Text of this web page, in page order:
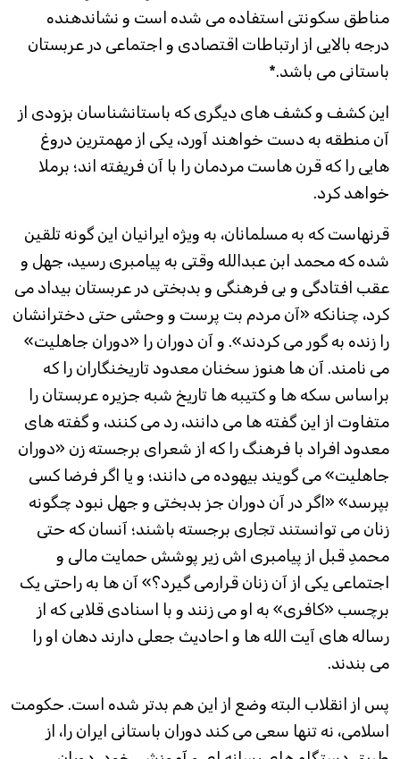
مناطق سکونتی استفاده می شده است و نشاندهنده
درجه بالایی از ارتباطات اقتصادی و اجتماعی در عربستان
باستانی می باشد.*
این کشف و کشف های دیگری که باستانشناسان بزودی از
آن منطقه به دست خواهند آورد، یکی از مهمترین دروغ
هایی را که قرن هاست مردمان را با آن فریفته اند؛ برملا
خواهد کرد.
قرنهاست که به مسلمانان، به ويژه ایرانیان این گونه تلقین
شده که محمد ابن عبدالله وقتی به پیامبری رسید، جهل و
عقب افتادگی و بی فرهنگی و بدبختی در عربستان بیداد می
کرد، چنانکه «آن مردم بت پرست و وحشی حتی دخترانشان
را زنده به گور می کردند». و آن دوران را «دوران جاهلیت»
می نامند. آن ها هنوز سخنان معدود تاریخنگاران را که
براساس سکه ها و کتیبه ها تاریخ شبه جزیره عربستان را
متفاوت از این گفته ها می دانند، رد می کنند، و گفته های
معدود افراد با فرهنگ را که از شعرای برجسته زن «دوران
جاهلیت» می گویند بیهوده می دانند؛ و یا اگر فرضا کسی
بپرسد» «اگر در آن دوران جز بدبختی و جهل نبود چگونه
زنان می توانستند تجاری برجسته باشند؛ آنسان که حتی
محمدِ قبل از پیامبری اش زیر پوشش حمایت مالی و
اجتماعی یکی از آن زنان قرارمی گیرد؟» آن ها به راحتی یک
برچسب «کافری» به او می زنند و با اسنادی قلابی که از
رساله های آیت الله ها و احادیث جعلی دارند دهان او را
می بندند.
پس از انقلاب البته وضع از این هم بدتر شده است. حکومت
اسلامی، نه تنها سعی می کند دوران باستانی ایران را، از